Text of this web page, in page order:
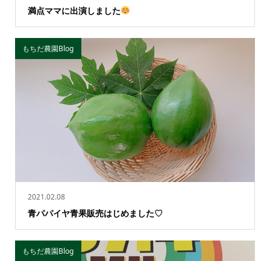
満点ママに出演しました
2021.02.08
青パパイヤ青果販売はじめました♡
もちだ農園Blog
もちだ農園Blog